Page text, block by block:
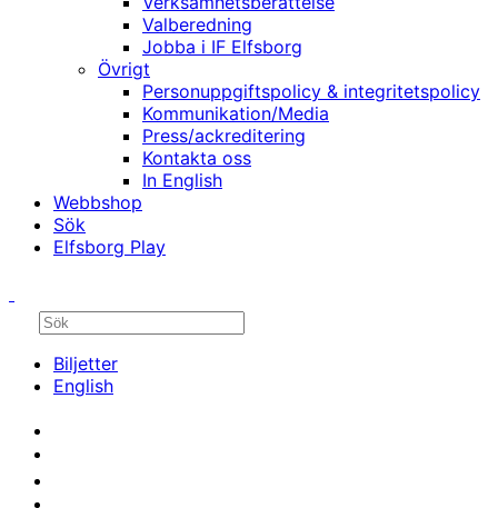
Valberedning
Jobba i IF Elfsborg
Övrigt
Personuppgiftspolicy & integritetspolicy
Kommunikation/Media
Press/ackreditering
Kontakta oss
In English
Webbshop
Sök
Elfsborg Play
Biljetter
English